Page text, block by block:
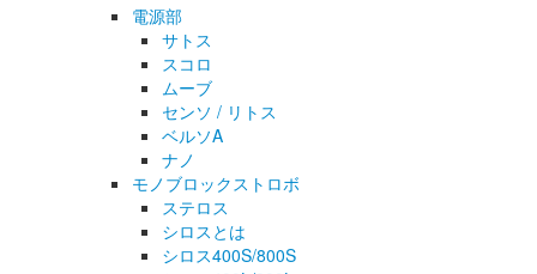
電源部
サトス
スコロ
ムーブ
センソ / リトス
ベルソA
ナノ
モノブロックストロボ
ステロス
シロスとは
シロス400S/800S